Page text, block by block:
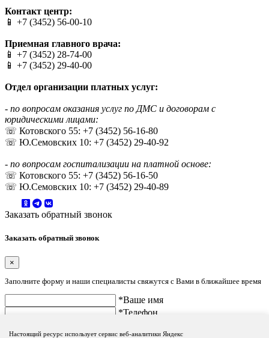
Контакт центр:
📱 +7 (3452) 56-00-10
Приемная главного врача:
📱 +7 (3452) 28-74-00
📱 +7 (3452) 29-40-00
Отдел организации платных услуг:
- по вопросам оказания услуг по ДМС и договорам с
юридическими лицами:
☏ Котовского 55: +7 (3452) 56-16-80
☏ Ю.Семовских 10: +7 (3452) 29-40-92
- по вопросам госпитализации на платной основе:
☏ Котовского 55: +7 (3452) 56-16-50
☏ Ю.Семовских 10: +7 (3452) 29-40-89
Заказать обратный звонок
Заказать обратный звонок
×
Заполните форму и наши специалисты свяжутся с Вами в ближайшее время
*Ваше имя
*Телефон
Настоящий ресурс использует сервис веб-аналитики Яндекс